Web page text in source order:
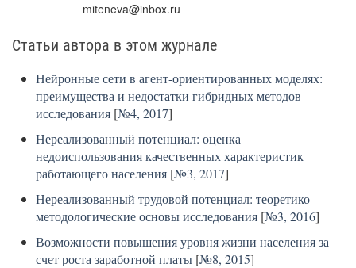
miteneva@inbox.ru
Статьи автора в этом журнале
Нейронные сети в агент-ориентированных моделях:
преимущества и недостатки гибридных методов
исследования [№4, 2017]
Нереализованный потенциал: оценка
недоиспользования качественных характеристик
работающего населения [№3, 2017]
Нереализованный трудовой потенциал: теоретико-
методологические основы исследования [№3, 2016]
Возможности повышения уровня жизни населения за
счет роста заработной платы [№8, 2015]